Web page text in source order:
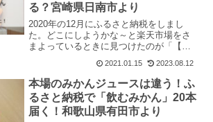
る？宮崎県日南市より
2020年の12月にふるさと納税をしまし
た。どこにしようかな～と楽天市場をさ
まよっているときに見つけたのが「【訳
あり】海藻木酢みかん（計10kg以上・糖
度12度以上）」という返礼品です。訳あ
りの理由は、 雨風の影響による枝すれで
果皮に傷がつ...
2021.01.15 2023.08.12
本場のみかんジュースは違う！ふ
るさと納税で「飲むみかん」20本
届く！和歌山県有田市より